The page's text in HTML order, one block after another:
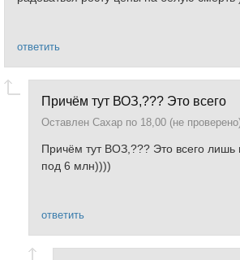
ответить
Причём тут ВОЗ,??? Это всего
Оставлен Сахар по 18,00 (не
Причём тут ВОЗ,??? Это всего лишь
под 6 млн))))
ответить